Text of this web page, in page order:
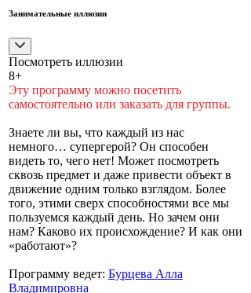
Занимательные иллюзии
Посмотреть иллюзии
8+
Эту программу можно посетить
самостоятельно или заказать для группы.
Знаете ли вы, что каждый из нас
немного… супергерой? Он способен
видеть то, чего нет! Может посмотреть
сквозь предмет и даже привести объект в
движение одним только взглядом. Более
того, этими сверх способностями все мы
пользуемся каждый день. Но зачем они
нам? Каково их происхождение? И как они
«работают»?
Программу ведет: Бурцева Алла
Владимировна